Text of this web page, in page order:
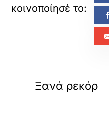
Ξανά ρεκόρ